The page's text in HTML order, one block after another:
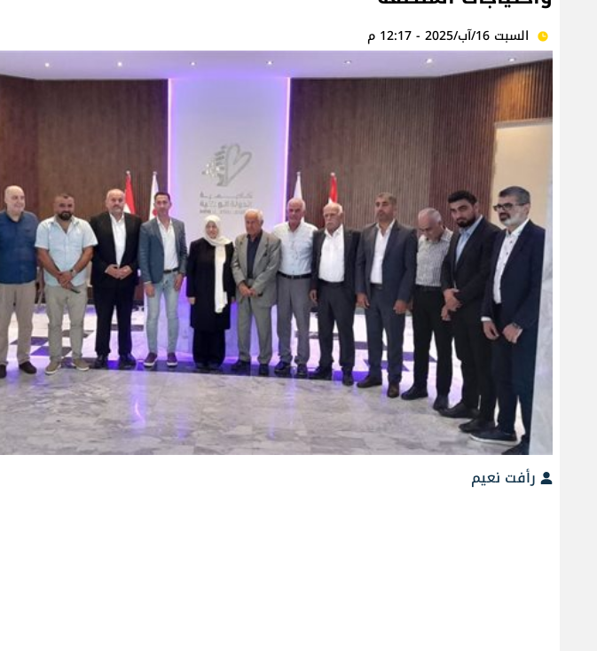
السبت 16/آب/2025 - 12:17 م
رأفت نعيم